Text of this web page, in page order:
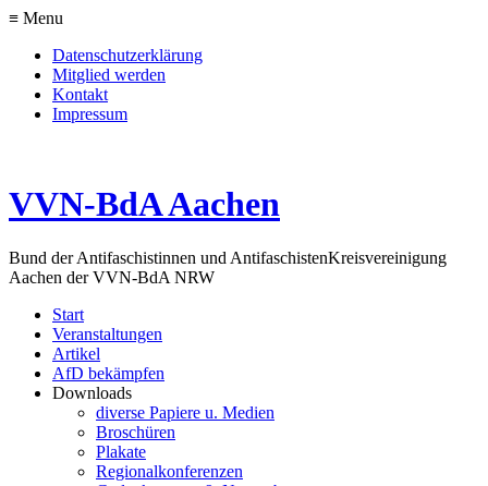
≡ Menu
Datenschutzerklärung
Mitglied werden
Kontakt
Impressum
VVN-BdA Aachen
Bund der Antifaschistinnen und AntifaschistenKreisvereinigung
Aachen der VVN-BdA NRW
Start
Veranstaltungen
Artikel
AfD bekämpfen
Downloads
diverse Papiere u. Medien
Broschüren
Plakate
Regionalkonferenzen